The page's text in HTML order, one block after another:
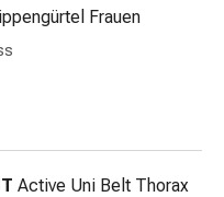
Frauen
Active Uni Belt Thorax